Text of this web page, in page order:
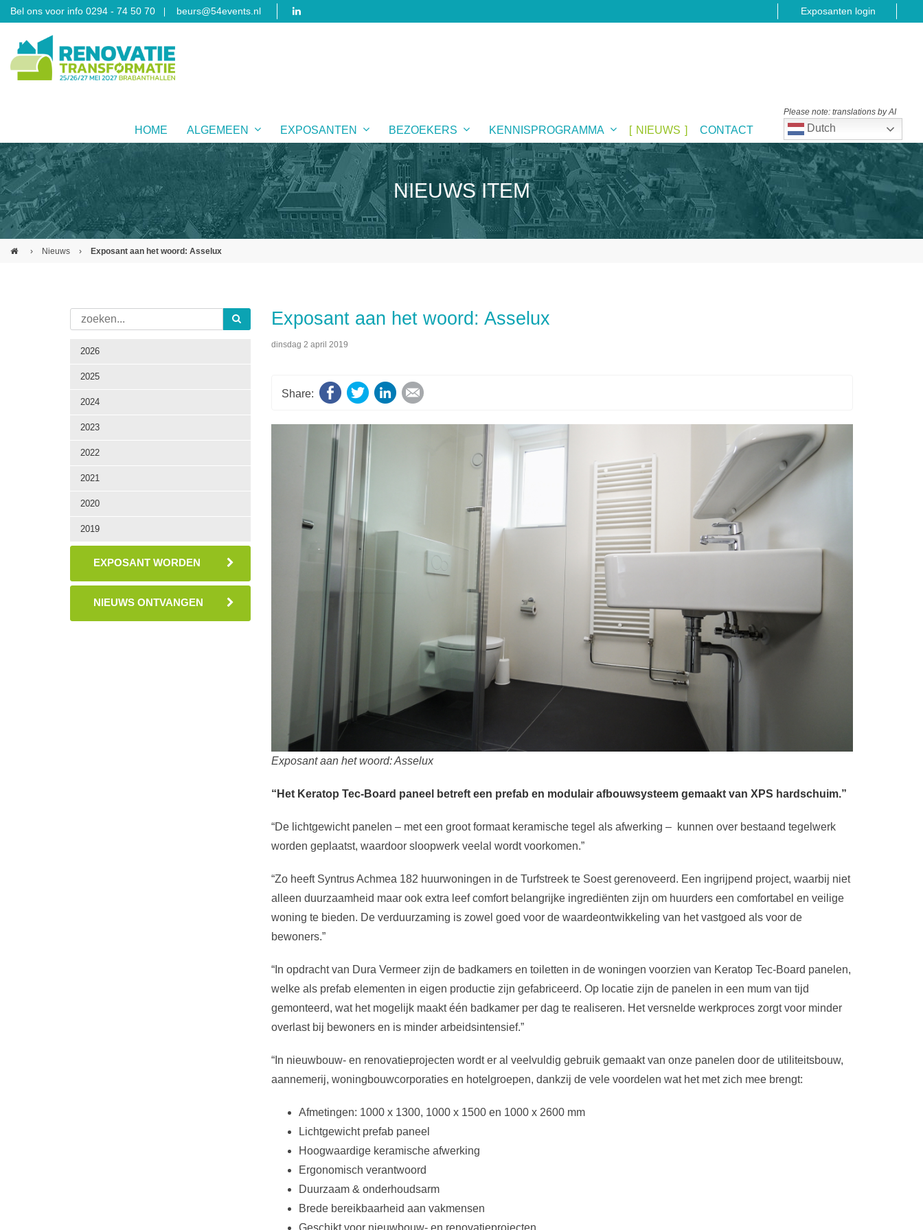
Bel ons voor info 0294 - 74 50 70 beurs@54events.nl Exposanten login
HOME ALGEMEEN EXPOSANTEN BEZOEKERS KENNISPROGRAMMA NIEUWS CONTACT Dutch
Please note: translations by AI
NIEUWS ITEM
› Nieuws › Exposant aan het woord: Asselux
2026
2025
2024
2023
2022
2021
2020
2019
EXPOSANT WORDEN
NIEUWS ONTVANGEN
Exposant aan het woord: Asselux
dinsdag 2 april 2019
Facebook
TwitterLinkedInE-mail
Exposant aan het woord: Asselux
“Het Keratop Tec-Board paneel betreft een prefab en modulair afbouwsysteem gemaakt van XPS hardschuim.”
“De lichtgewicht panelen – met een groot formaat keramische tegel als afwerking – kunnen over bestaand tegelwerk
worden geplaatst, waardoor sloopwerk veelal wordt voorkomen.”
“Zo heeft Syntrus Achmea 182 huurwoningen in de Turfstreek te Soest gerenoveerd. Een ingrijpend project, waarbij niet
alleen duurzaamheid maar ook extra leef comfort belangrijke ingrediënten zijn om huurders een comfortabel en veilige
woning te bieden. De verduurzaming is zowel goed voor de waardeontwikkeling van het vastgoed als voor de
bewoners.”
“In opdracht van Dura Vermeer zijn de badkamers en toiletten in de woningen voorzien van Keratop Tec-Board panelen,
welke als prefab elementen in eigen productie zijn gefabriceerd. Op locatie zijn de panelen in een mum van tijd
gemonteerd, wat het mogelijk maakt één badkamer per dag te realiseren. Het versnelde werkproces zorgt voor minder
overlast bij bewoners en is minder arbeidsintensief.”
“In nieuwbouw- en renovatieprojecten wordt er al veelvuldig gebruik gemaakt van onze panelen door de utiliteitsbouw,
aannemerij, woningbouwcorporaties en hotelgroepen, dankzij de vele voordelen wat het met zich mee brengt:
Afmetingen: 1000 x 1300, 1000 x 1500 en 1000 x 2600 mm
Lichtgewicht prefab paneel
Hoogwaardige keramische afwerking
Ergonomisch verantwoord
Duurzaam & onderhoudsarm
Brede bereikbaarheid aan vakmensen
Geschikt voor nieuwbouw- en renovatieprojecten